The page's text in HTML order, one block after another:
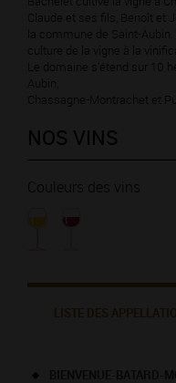
Claude et ses fils, Benoît et
la commune de Saint-
culture de la vigne à la
Le domaine s’étend sur 10
Aubin,
Chassagne-Montrachet et
NOS VINS
Couleurs des vins
LISTE DES